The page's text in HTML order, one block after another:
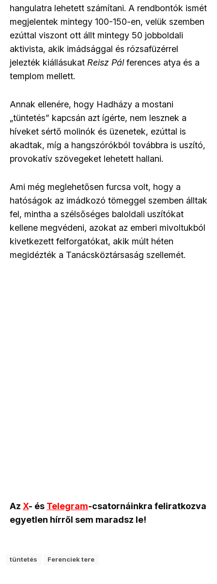
hangulatra lehetett számítani. A rendbontók ismét
megjelentek mintegy 100-150-en, velük szemben
ezúttal viszont ott állt mintegy 50 jobboldali
aktivista, akik imádsággal és rózsafüzérrel
jelezték kiállásukat Reisz Pálferences atya és a
templom mellett.
Annak ellenére, hogy Hadházy a mostani
„tüntetés” kapcsán azt ígérte, nem lesznek a
híveket sértő molinók és üzenetek, ezúttal is
akadtak, míg a hangszórókból továbbra is uszító,
provokatív szövegeket lehetett hallani.
Ami még meglehetősen furcsa volt, hogy a
hatóságok az imádkozó tömeggel szemben álltak
fel, mintha a szélsőséges baloldali uszítókat
kellene megvédeni, azokat az emberi mivoltukból
kivetkezett felforgatókat, akik múlt héten
megidézték a Tanácsköztársaság szellemét.
Az X- és Telegram-csatornáinkra feliratkozva
egyetlen hírről sem maradsz le!
tüntetés Ferenciek tere